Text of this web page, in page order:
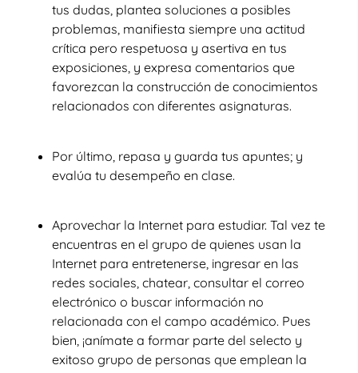
tus dudas, plantea soluciones a posibles
problemas, manifiesta siempre una actitud
crítica pero respetuosa y asertiva en tus
exposiciones, y expresa comentarios que
favorezcan la construcción de conocimientos
relacionados con diferentes asignaturas.
Por último, repasa y guarda tus apuntes; y
evalúa tu desempeño en clase.
Aprovechar la Internet para estudiar. Tal vez te
encuentras en el grupo de quienes usan la
Internet para entretenerse, ingresar en las
redes sociales, chatear, consultar el correo
electrónico o buscar información no
relacionada con el campo académico. Pues
bien, ¡anímate a formar parte del selecto y
exitoso grupo de personas que emplean la